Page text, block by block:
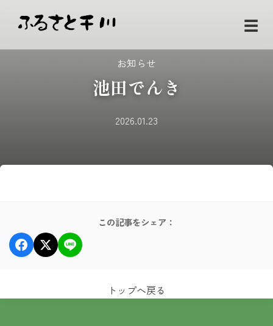
☰
お知らせ
池田でんき
2026.01.23
この記事をシェア：
トップへ戻る